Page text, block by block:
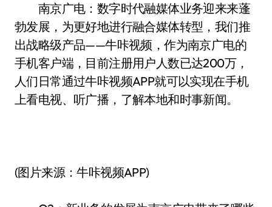
南京广电：数字时代融媒体业务迎来来蓬
勃发展，为更好地进行融合媒体转型，我们推
出战略级产品——牛咔视频，作为南京广电的
手机客户端，目前注册用户人数已达200万，
人们日常通过牛咔视频APP就可以实现在手机
上看电视、听广播，了解本地和时事新闻。
(图片来源：牛咔视频APP)